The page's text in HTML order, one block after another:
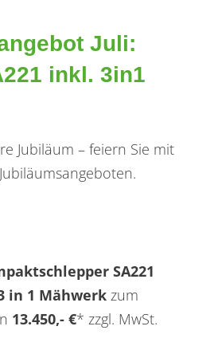
Juli:
inkl. 3in1
Jubiläum – feiern Sie mit
SA221
in 1 Mähwerk zum
13.450,- €* zzgl. MwSt.